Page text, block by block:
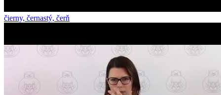
čierny, černastý, čerň